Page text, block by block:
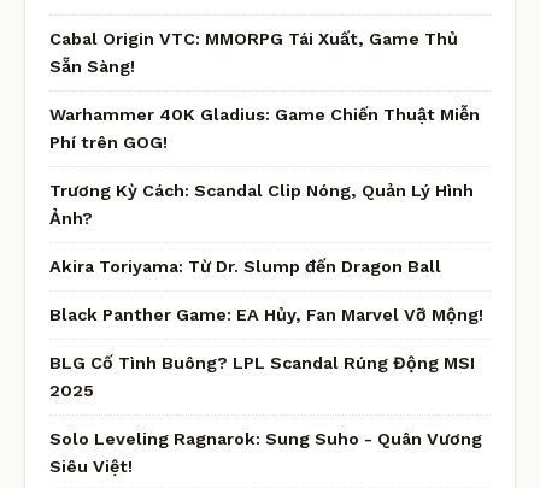
Cabal Origin VTC: MMORPG Tái Xuất, Game Thủ
Sẵn Sàng!
Warhammer 40K Gladius: Game Chiến Thuật Miễn
Phí trên GOG!
Trương Kỳ Cách: Scandal Clip Nóng, Quản Lý Hình
Ảnh?
Akira Toriyama: Từ Dr. Slump đến Dragon Ball
Black Panther Game: EA Hủy, Fan Marvel Vỡ Mộng!
BLG Cố Tình Buông? LPL Scandal Rúng Động MSI
2025
Solo Leveling Ragnarok: Sung Suho - Quân Vương
Siêu Việt!